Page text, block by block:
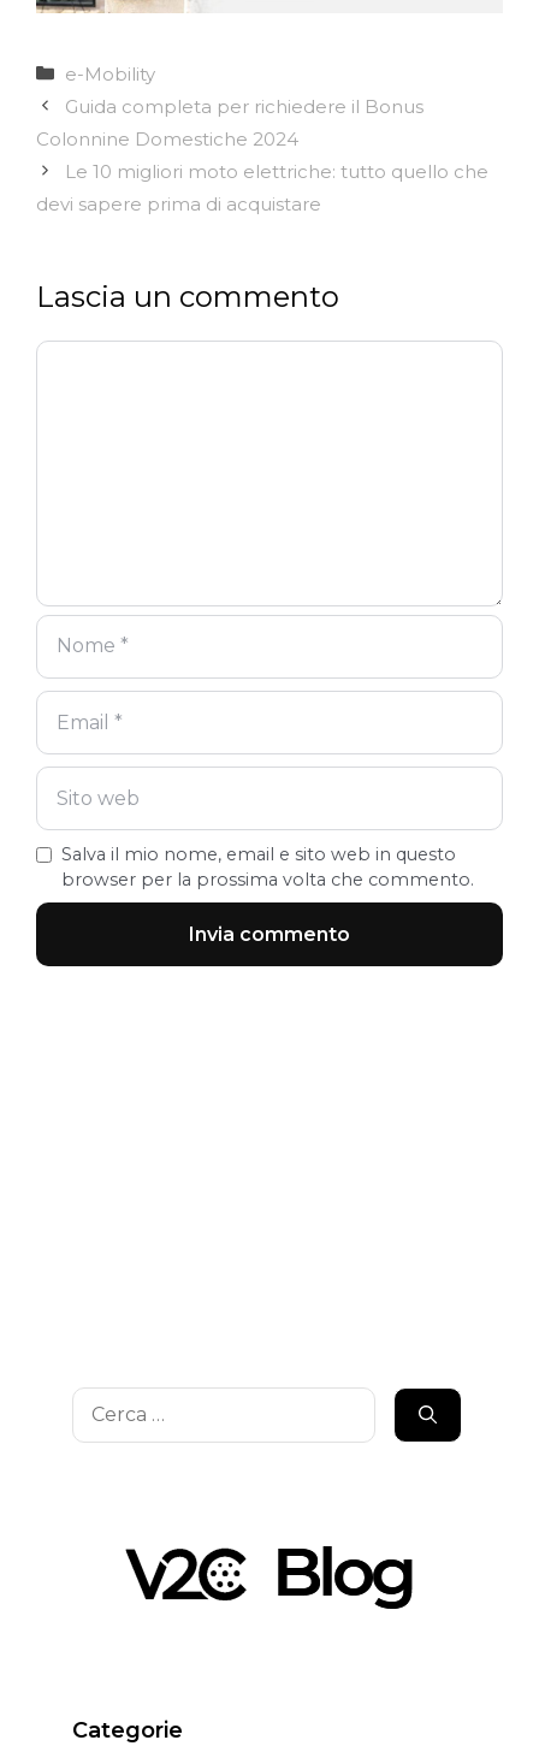
Categorie
e-Mobility
Guida completa per richiedere il Bonus
Colonnine Domestiche 2024
Le 10 migliori moto elettriche: tutto quello che
devi sapere prima di acquistare
Lascia un commento
Commento
Nome
Email
Sito
Salva il mio nome, email e sito web in questo
browser per la prossima volta che commento.
Ricerca
per:
Categorie